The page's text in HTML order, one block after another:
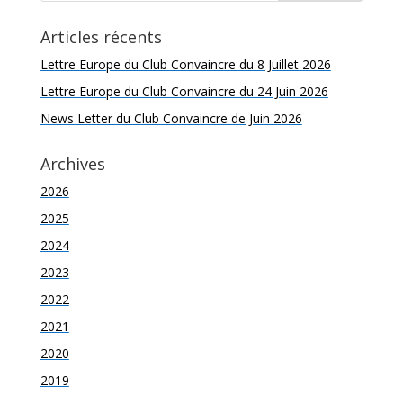
Articles récents
Lettre Europe du Club Convaincre du 8 Juillet 2026
Lettre Europe du Club Convaincre du 24 Juin 2026
News Letter du Club Convaincre de Juin 2026
Archives
2026
2025
2024
2023
2022
2021
2020
2019